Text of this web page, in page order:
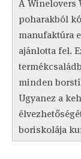
A Winelovers
poharakból
manufaktúra
ajánlotta fel.
minden
Ugyanez a
boriskolája